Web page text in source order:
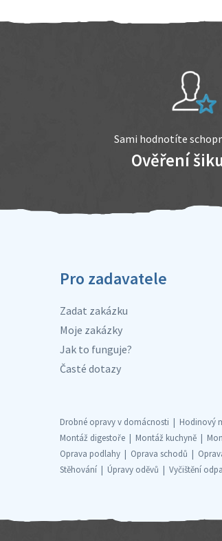
Sami hodnotíte
Ověření
Pro zadavatele
Zadat zakázku
Moje zakázky
Jak to funguje?
Časté dotazy
Drobné opravy v domácnosti Hodinový
Montáž digestoře
Montáž kuchyně
Oprava podlahy
Oprava schodů
Stěhování
Úpravy oděvů Vyčištění